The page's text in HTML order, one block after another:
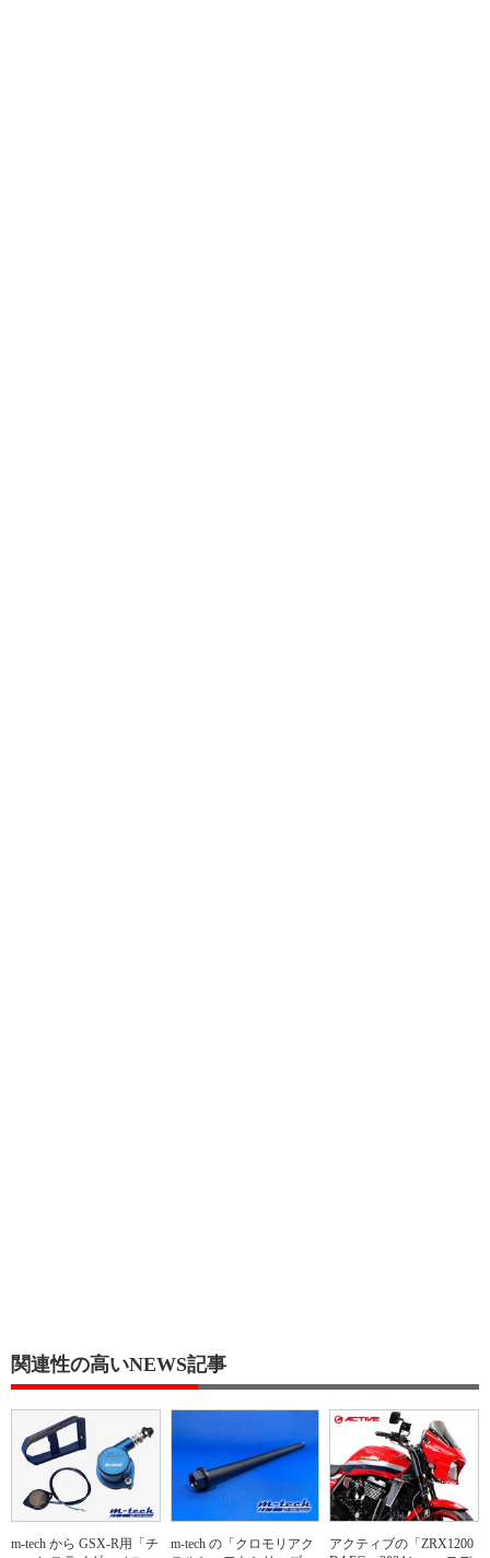
関連性の高いNEWS記事
m-tech から GSX-R用「チ
m-tech の「クロモリアク
アクティブの「ZRX1200